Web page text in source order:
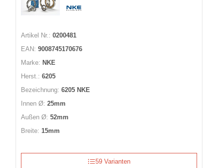
Artikel Nr.: 0200481
EAN: 9008745170676
Marke: NKE
Herst.: 6205
Bezeichnung: 6205 NKE
Innen Ø: 25mm
Außen Ø: 52mm
Breite: 15mm
59 Varianten